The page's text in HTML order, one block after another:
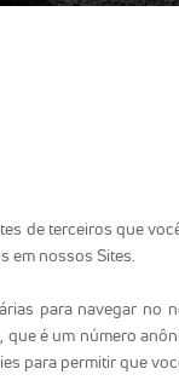
de terceiros que
em nossos Sites.
para navegar no
é um número
para permitir que